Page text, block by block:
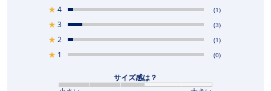
★ 4 (1)
★ 3 (3)
★ 2 (1)
★ 1 (0)
サイズ感は？